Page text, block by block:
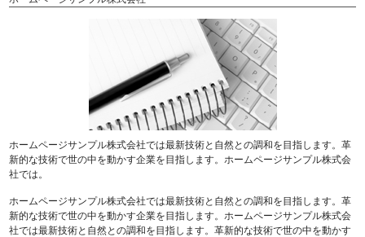
ホームページサンプル株式会社では最新技術と自然との調和を目指します。革
新的な技術で世の中を動かす企業を目指します。ホームページサンプル株式会
社では。
ホームページサンプル株式会社では最新技術と自然との調和を目指します。革
新的な技術で世の中を動かす企業を目指します。ホームページサンプル株式会
社では最新技術と自然との調和を目指します。革新的な技術で世の中を動かす